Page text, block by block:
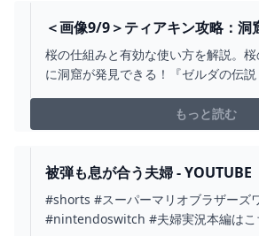
＜画像9/9＞ティアキン攻略：洞
木が超便利！ 効率よく洞窟を発
ダ ティアーズ オブ ザ キングダ
桜の仕組みと有効な使い方を解説。
に洞窟が発見できる！『ゼルダの伝
ーム、アニメ、ガジェット等の最新情
エンタメサイトです。
もっと読む
被弾も息が合う夫婦 - YOUTUBE
#shorts #スーパーマリオブラザーズ
#nintendoswitch #夫婦実況本編はこ